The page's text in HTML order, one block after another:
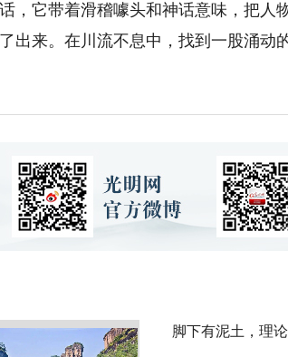
，它带着滑稽噱头和神话意味，把人
出来。在川流不息中，找到一股涌动
脚下有泥土，理